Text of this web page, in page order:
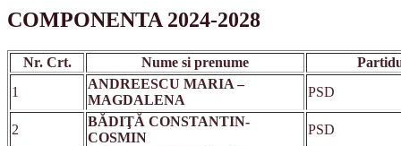
COMPONENTA 2024-2028
Nr. Crt. Nume si prenume
1
ANDREESCU MARIA –
MAGDALENA
PSD
2
BĂDIŢĂ CONSTANTIN-
COSMIN
PSD